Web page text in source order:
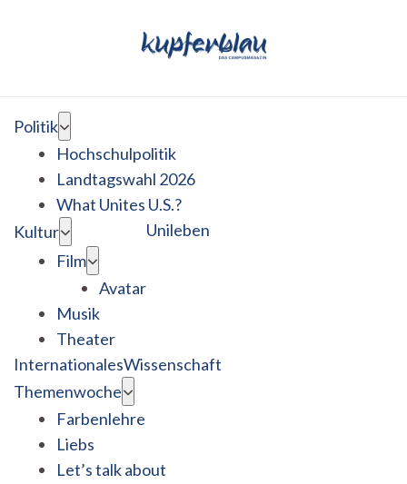
Politik
Hochschulpolitik
Landtagswahl 2026
What Unites U.S.?
Kultur
Film
Avatar
Musik
Theater
Unileben
InternationalesWissenschaft
Themenwoche
Farbenlehre
Liebs
Let’s talk about